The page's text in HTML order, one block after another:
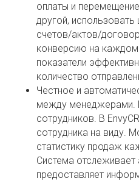
оплаты и
другой,
счетов/актов/
конверсию на каждом
показатели
количество
Честное и
между менеджерами.
сотрудников. В
сотрудника на виду.
статистику продаж
Система отслеживает
предоставляет